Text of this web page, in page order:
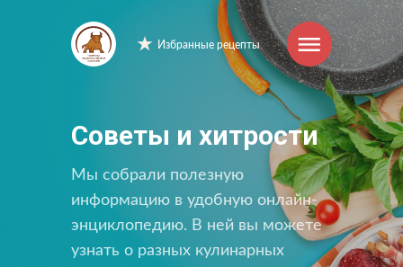
Интернет-магазин
Торговые марки
Рецепты
Избранные рецепты
Советы и хитрости
Мы собрали полезную
информацию в удобную онлайн-
энциклопедию. В ней вы можете
узнать о разных кулинарных